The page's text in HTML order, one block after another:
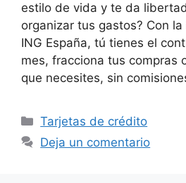
estilo de vida y te da
organizar tus gastos? Con
ING España, tú tienes el
mes, fracciona tus compras
que necesites, sin
Categorías
Tarjetas de crédito
Deja un comentario